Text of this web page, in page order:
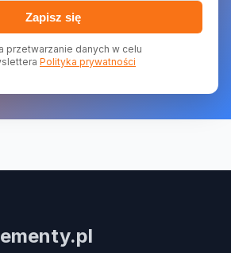
Zapisz się
przetwarzanie danych w celu
Polityka prywatności